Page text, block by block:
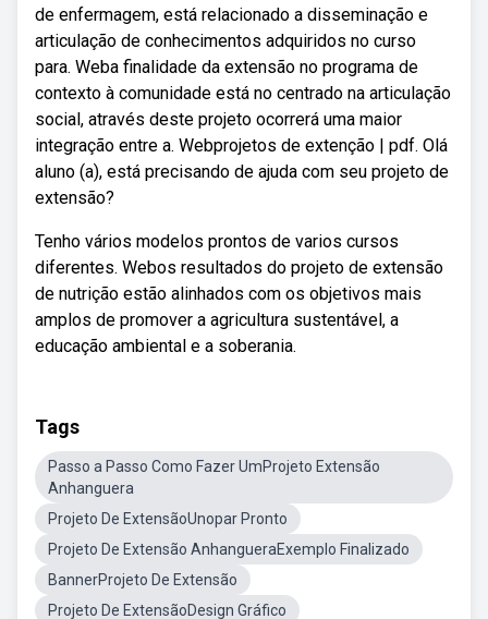
de enfermagem, está relacionado a disseminação e
articulação de conhecimentos adquiridos no curso
para. Weba finalidade da extensão no programa de
contexto à comunidade está no centrado na articulação
social, através deste projeto ocorrerá uma maior
integração entre a. Webprojetos de extenção | pdf. Olá
aluno (a), está precisando de ajuda com seu projeto de
extensão?
Tenho vários modelos prontos de varios cursos
diferentes. Webos resultados do projeto de extensão
de nutrição estão alinhados com os objetivos mais
amplos de promover a agricultura sustentável, a
educação ambiental e a soberania.
Tags
Passo a Passo Como Fazer UmProjeto Extensão
Anhanguera
Projeto De ExtensãoUnopar Pronto
Projeto De Extensão AnhangueraExemplo Finalizado
BannerProjeto De Extensão
Projeto De ExtensãoDesign Gráfico